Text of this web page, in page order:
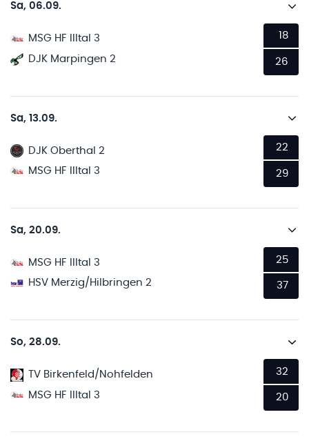
Sa, 06.09.
MSG HF Illtal 3
DJK Marpingen 2
18
26
Sa, 13.09.
DJK Oberthal 2
MSG HF Illtal 3
22
29
Sa, 20.09.
MSG HF Illtal 3
HSV Merzig/Hilbringen 2
25
37
So, 28.09.
TV Birkenfeld/Nohfelden
MSG HF Illtal 3
32
20